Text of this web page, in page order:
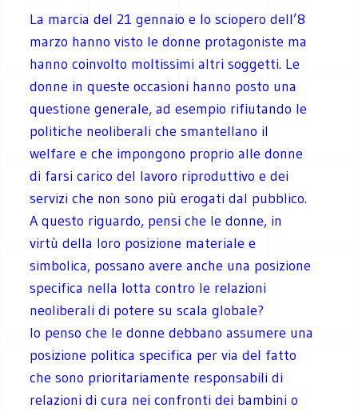
La marcia del 21 gennaio e lo sciopero dell’8
marzo hanno visto le donne protagoniste ma
hanno coinvolto moltissimi altri soggetti. Le
donne in queste occasioni hanno posto una
questione generale, ad esempio rifiutando le
politiche neoliberali che smantellano il
welfare e che impongono proprio alle donne
di farsi carico del lavoro riproduttivo e dei
servizi che non sono più erogati dal pubblico.
A questo riguardo, pensi che le donne, in
virtù della loro posizione materiale e
simbolica, possano avere anche una posizione
specifica nella lotta contro le relazioni
neoliberali di potere su scala globale?
Io penso che le donne debbano assumere una
posizione politica specifica per via del fatto
che sono prioritariamente responsabili di
relazioni di cura nei confronti dei bambini o